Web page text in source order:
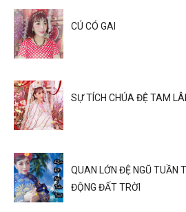
CÚ CÓ GAI
SỰ TÍCH CHÚA ĐỆ TAM
QUAN LỚN ĐỆ NGŨ TUẦN
ĐỘNG ĐẤT TRỜI